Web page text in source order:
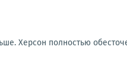
Херсон полностью